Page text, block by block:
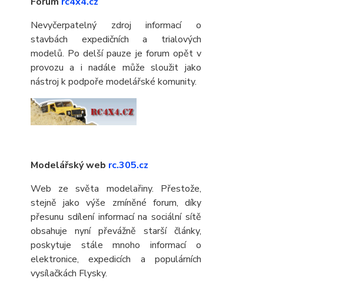
Nevyčerpatelný zdroj informací o
stavbách expedičních a trialových
modelů. Po delší pauze je forum opět v
provozu a i nadále může sloužit jako
nástroj k podpoře modelářské komunity.
Modelářský web rc.305.cz
Web ze světa modelařiny. Přestože,
stejně jako výše zmíněné forum, díky
přesunu sdílení informací na sociální sítě
obsahuje nyní převážně starší články,
poskytuje stále mnoho informací o
elektronice, expedicích a populárních
vysílačkách Flysky.